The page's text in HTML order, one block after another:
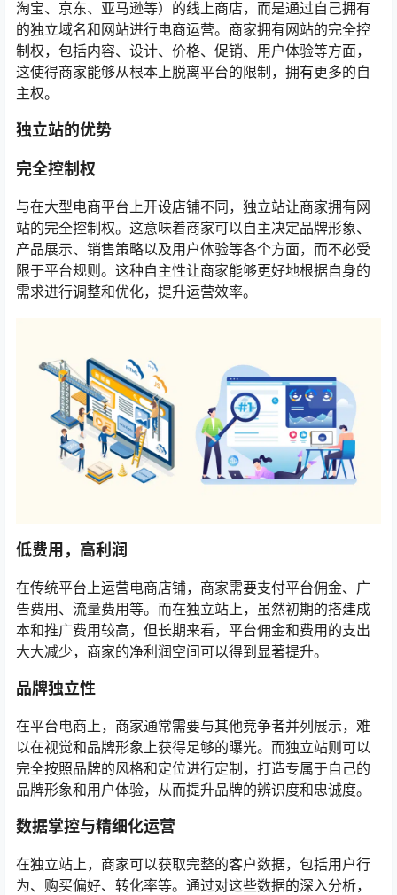
淘宝、京东、亚马逊等）的线上商店，而是通过自己拥有
的独立域名和网站进行电商运营。商家拥有网站的完全控
制权，包括内容、设计、价格、促销、用户体验等方面，
这使得商家能够从根本上脱离平台的限制，拥有更多的自
主权。
独立站的优势
完全控制权
与在大型电商平台上开设店铺不同，独立站让商家拥有网
站的完全控制权。这意味着商家可以自主决定品牌形象、
产品展示、销售策略以及用户体验等各个方面，而不必受
限于平台规则。这种自主性让商家能够更好地根据自身的
需求进行调整和优化，提升运营效率。
低费用，高利润
在传统平台上运营电商店铺，商家需要支付平台佣金、广
告费用、流量费用等。而在独立站上，虽然初期的搭建成
本和推广费用较高，但长期来看，平台佣金和费用的支出
大大减少，商家的净利润空间可以得到显著提升。
品牌独立性
在平台电商上，商家通常需要与其他竞争者并列展示，难
以在视觉和品牌形象上获得足够的曝光。而独立站则可以
完全按照品牌的风格和定位进行定制，打造专属于自己的
品牌形象和用户体验，从而提升品牌的辨识度和忠诚度。
数据掌控与精细化运营
在独立站上，商家可以获取完整的客户数据，包括用户行
为、购买偏好、转化率等。通过对这些数据的深入分析，